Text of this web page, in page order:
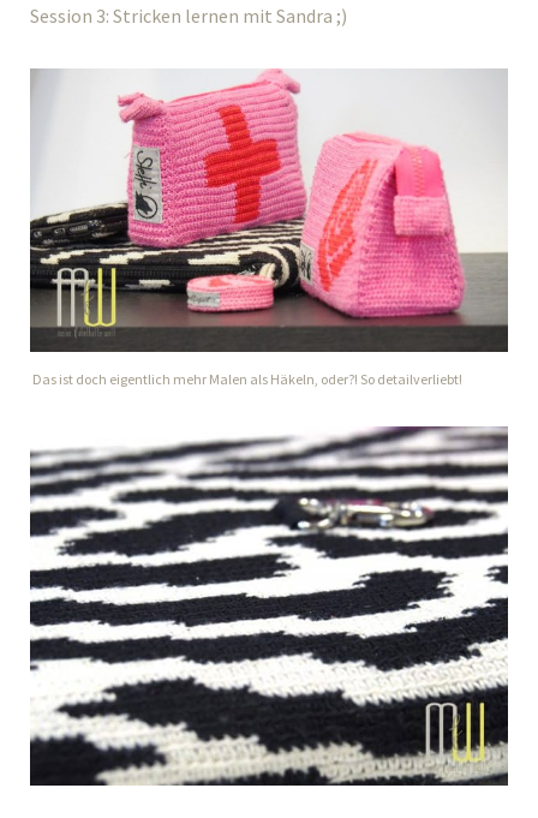
Session 3: Stricken lernen mit Sandra ;)
Das ist doch eigentlich mehr Malen als Häkeln, oder?! So detailverliebt!